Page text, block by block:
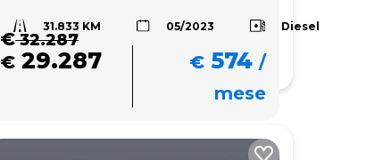
31.833 KM 05/2023 Diesel
€32.287
€ 29.287 € 574 /
mese